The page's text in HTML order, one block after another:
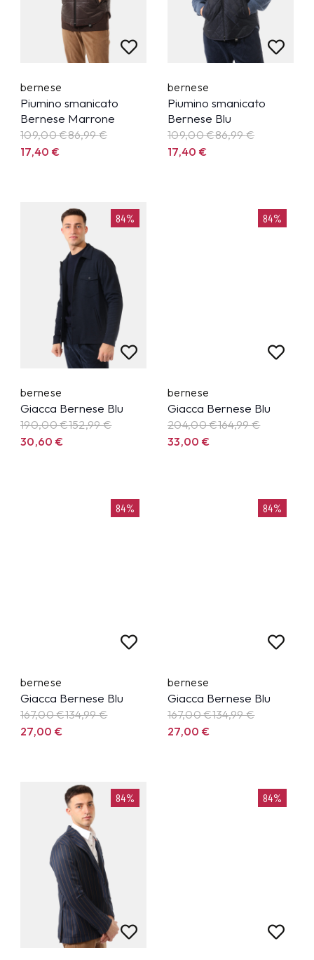
bernese
Piumino smanicato
Bernese Marrone
109,00 €86,99€
17,40€
bernese
Piumino smanicato
Bernese Blu
109,00 €86,99€
17,40€
84%
bernese
Giacca Bernese Blu
190,00 €152,99€
30,60€
84%
bernese
Giacca Bernese Blu
204,00 €164,99€
33,00€
84%
bernese
Giacca Bernese Blu
167,00 €134,99€
27,00€
84%
bernese
Giacca Bernese Blu
167,00 €134,99€
27,00€
84% 84%